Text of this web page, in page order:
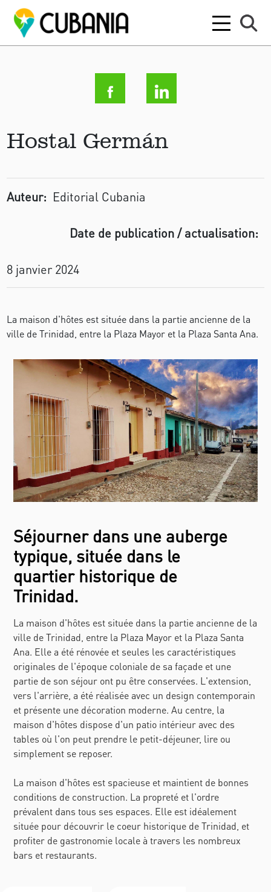
Hostal Germán
Auteur: Editorial Cubania
Date de publication / actualisation:
8 janvier 2024
La maison d'hôtes est située dans la partie ancienne de la
ville de Trinidad, entre la Plaza Mayor et la Plaza Santa Ana.
Séjourner dans une auberge
typique, située dans le
quartier historique de
Trinidad.
La maison d'hôtes est située dans la partie ancienne de la
ville de Trinidad, entre la Plaza Mayor et la Plaza Santa
Ana. Elle a été rénovée et seules les caractéristiques
originales de l'époque coloniale de sa façade et une
partie de son séjour ont pu être conservées. L'extension,
vers l'arrière, a été réalisée avec un design contemporain
et présente une décoration moderne. Au centre, la
maison d'hôtes dispose d'un patio intérieur avec des
tables où l'on peut prendre le petit-déjeuner, lire ou
simplement se reposer.
La maison d'hôtes est spacieuse et maintient de bonnes
conditions de construction. La propreté et l'ordre
prévalent dans tous ses espaces. Elle est idéalement
située pour découvrir le coeur historique de Trinidad, et
profiter de gastronomie locale à travers les nombreux
bars et restaurants.